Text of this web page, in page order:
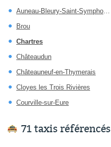
Auneau-Bleury-Saint-Symphorien
Brou
Chartres
Châteaudun
Châteauneuf-en-Thymerais
Cloyes les Trois Rivières
Courville-sur-Eure
71 taxis référencés